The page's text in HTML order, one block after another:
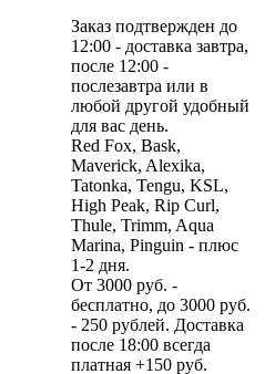
Заказ подтвержден до
12:00 - доставка завтра,
после 12:00 -
послезавтра или в
любой другой удобный
для вас день.
Red Fox, Bask,
Maverick, Alexika,
Tatonka, Tengu, KSL,
High Peak, Rip Curl,
Thule, Trimm, Aqua
Marina, Pinguin - плюс
1-2 дня.
От 3000 руб. -
бесплатно, до 3000 руб.
- 250 рублей. Доставка
после 18:00 всегда
платная +150 руб.